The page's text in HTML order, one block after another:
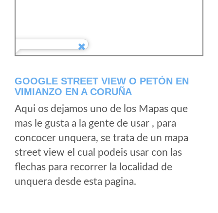
GOOGLE STREET VIEW O PETÓN EN
VIMIANZO EN A CORUÑA
Aqui os dejamos uno de los Mapas que
mas le gusta a la gente de usar , para
concocer unquera, se trata de un mapa
street view el cual podeis usar con las
flechas para recorrer la localidad de
unquera desde esta pagina.